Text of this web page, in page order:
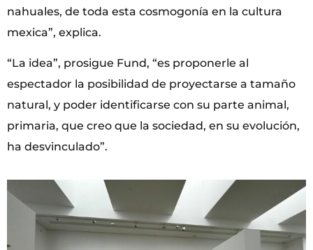
nahuales, de toda esta cosmogonía en la cultura
mexica”, explica.
“La idea”, prosigue Fund, “es proponerle al
espectador la posibilidad de proyectarse a tamaño
natural, y poder identificarse con su parte animal,
primaria, que creo que la sociedad, en su evolución,
ha desvinculado”.